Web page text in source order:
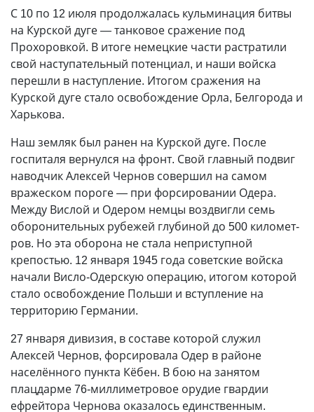
С 10 по 12 июля продолжалась кульминация битвы
на Курской дуге—танковое сражение под
Прохоровкой. В итоге немецкие части растратили
свой наступательный потенциал, и наши войска
перешли в наступление. Итогом сражения на
Курской дуге стало освобождение Орла, Белгорода и
Харькова.
Наш земляк был ранен на Курской дуге. После
госпиталя вернулся на фронт. Свой главный подвиг
наводчик Алексей Чернов совершил на самом
вражеском пороге— при форсировании Одера.
Между Вислой и Одером немцы воздвигли семь
оборонительных рубежей глубиной до 500 километ­
ров. Но эта оборона не стала неприступной
крепостью. 12 января 1945 года советские войска
начали Висло-Одерскую операцию, итогом которой
стало освобождение Польши и вступление на
территорию Германии.
27 января дивизия, в составе которой служил
Алексей Чернов, форсировала Одер в районе
населённого пункта Кёбен. В бою на занятом
плацдарме 76-миллиметровое орудие гвардии
ефрейтора Чернова оказалось единственным.